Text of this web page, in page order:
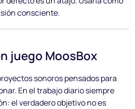
consciente.
juego MoosBox
sonoros pensados para
En el trabajo diario siempre
el verdadero objetivo no es